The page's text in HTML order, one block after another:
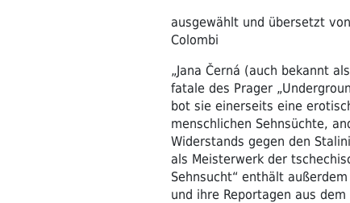
ausgewählt und übersetzt
Colombi
„Jana Černá (auch bekannt
fatale des Prager
bot sie einerseits eine
menschlichen Sehnsüchte,
Widerstands gegen den
als Meisterwerk der
Sehnsucht“ enthält
und ihre Reportagen aus